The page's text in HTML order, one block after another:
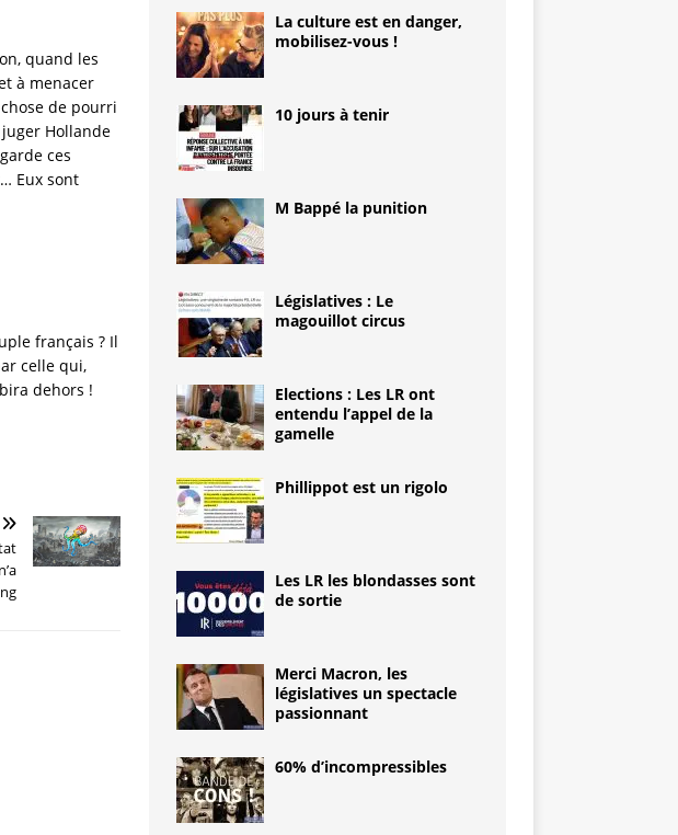
quand les
à menacer
de pourri
Hollande
ces
Eux sont
français ? Il
celle qui,
dehors !
La culture est en danger,
mobilisez-vous !
10 jours à tenir
M Bappé la punition
Législatives : Le
magouillot circus
Elections : Les LR ont
entendu l’appel de la
gamelle
Phillippot est un rigolo
Les LR les blondasses sont
de sortie
Merci Macron, les
législatives un spectacle
passionnant
60% d’incompressibles